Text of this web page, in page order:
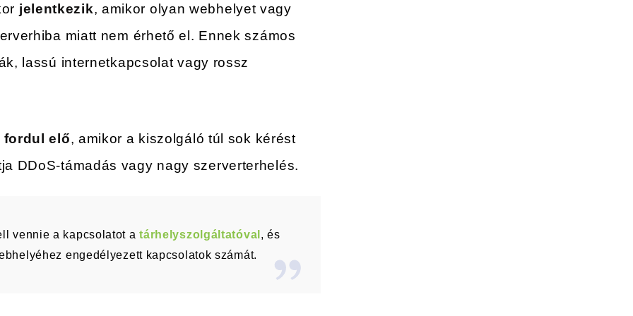
jelentkezik, amikor olyan webhelyet vagy
miatt nem érhető el. Ennek számos
lassú internetkapcsolat vagy rossz
fordul elő, amikor a kiszolgáló túl sok kérést
DDoS-támadás vagy nagy szerverterhelés.
vennie a kapcsolatot atárhelyszolgáltatóval , és
engedélyezett kapcsolatok számát.